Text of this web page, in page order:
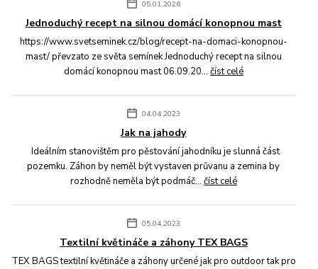
05.01.2026
Jednoduchý recept na silnou domácí konopnou mast
https://www.svetseminek.cz/blog/recept-na-domaci-konopnou-
mast/ převzato ze světa semínek Jednoduchý recept na silnou
domácí konopnou mast 06.09.20... číst celé
04.04.2023
Jak na jahody
Ideálním stanovištěm pro pěstování jahodníku je slunná část
pozemku. Záhon by neměl být vystaven průvanu a zemina by
rozhodně neměla být podmáč... číst celé
05.04.2023
Textilní květináče a záhony TEX BAGS
TEX BAGS textilní květináče a záhony určené jak pro outdoor tak pro